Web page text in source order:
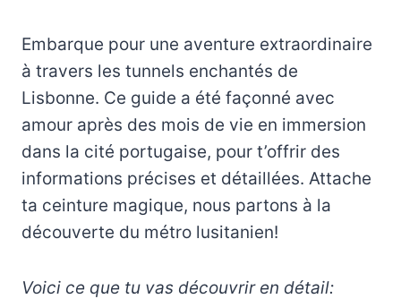
Embarque pour une aventure extraordinaire
à travers les tunnels enchantés de
Lisbonne. Ce guide a été façonné avec
amour après des mois de vie en immersion
dans la cité portugaise, pour t’offrir des
informations précises et détaillées. Attache
ta ceinture magique, nous partons à la
découverte du métro lusitanien!
Voici ce que tu vas découvrir en détail: